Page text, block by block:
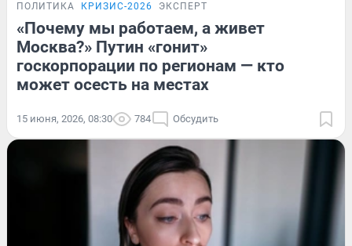
ПОЛИТИКА КРИЗИС-2026 ЭКСПЕРТ
«Почему мы работаем, а живет
Москва?» Путин «гонит»
госкорпорации по регионам — кто
может осесть на местах
15 июня, 2026, 08:30 784 Обсудить